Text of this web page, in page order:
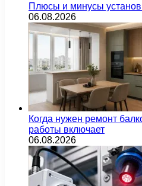
Плюсы и минусы
06.08.2026
Когда нужен ремонт
работы включает
06.08.2026